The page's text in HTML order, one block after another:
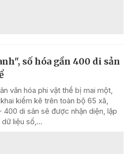
số hóa gần 400 di sản
văn hóa phi vật thể bị mai một,
kiểm kê trên toàn bộ 65 xã,
di sản sẽ được nhận diện, lập
liệu số,...